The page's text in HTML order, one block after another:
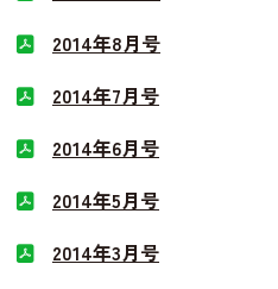
2014年8月号
2014年7月号
2014年6月号
2014年5月号
2014年3月号